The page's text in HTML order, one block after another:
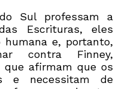
Sul professam a
Escrituras, eles
humana e, portanto,
contra Finney,
que afirmam que os
e necessitam de